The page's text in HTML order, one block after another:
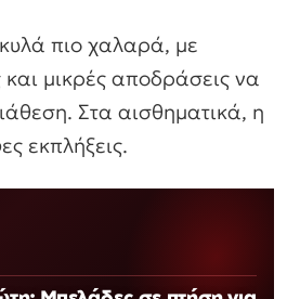
πιο χαλαρά, με
μικρές αποδράσεις να
Στα αισθηματικά, η
εκπλήξεις.